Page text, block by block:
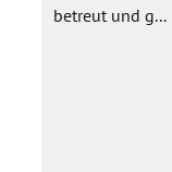
-
- Motorische
- Erhöhte
betreut und g...